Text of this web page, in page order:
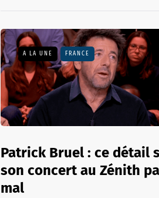
A LA UNE FRANCE
Patrick Bruel : ce détail
son concert au Zénith
mal